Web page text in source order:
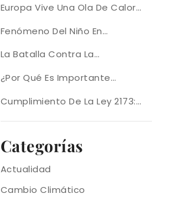
Europa Vive Una Ola De Calor
Fenómeno Del Niño?
Fenómeno Del Niño En
El Futuro
La Batalla Contra La
Se Gana Con Satélites
¿Por Qué Es Importante
Carbono?
Cumplimiento De La Ley 2173:
Categorías
Actualidad
Cambio Climático